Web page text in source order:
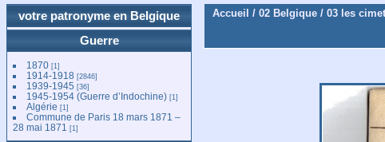
votre patronyme en Belgique
Guerre
1870 [1]
1914-1918 [2846]
1939-1945 [36]
1945-1954 (Guerre d’Indochine) [1]
Algérie [1]
Commune de Paris 18 mars 1871 –
28 mai 1871 [1]
Accueil / 02 Belgique / 03 les